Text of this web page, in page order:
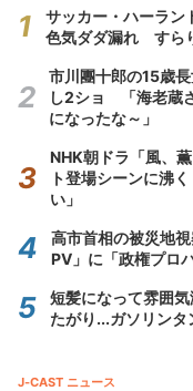
サッカー・ハーラン
色気ダダ漏れ すら
市川團十郎の15歳
し2ショ 「海老蔵
になったな～」
NHK朝ドラ「風、
ト登場シーンに沸
い」
高市首相の被災地
PV」に「政権プロ
短髪になって雰囲
たがり...ガソリンタ
J-CAST ニュース